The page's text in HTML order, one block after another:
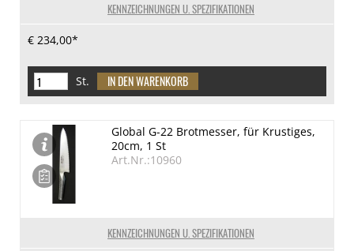
KENNZEICHNUNGEN U. SPEZIFIKATIONEN
€ 234,00*
St.
KENNZEICHNUNGEN U. SPEZIFIKATIONEN
Global G-22 Brotmesser, für Krustiges,
20cm, 1 St
Art.Nr.:10960